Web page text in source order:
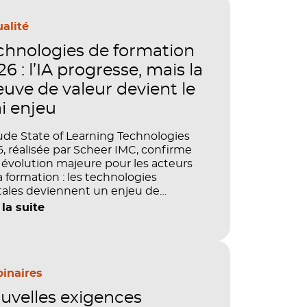
de formation
: l’IA progresse, mais la
de valeur devient le
enjeu
State of Learning Technologies
réalisée par Scheer IMC, confirme
majeure pour les acteurs
formation : les technologies
deviennent un enjeu de
de performance et de preuve
démontrer concrètement
la productivité et la
la suite
exigences